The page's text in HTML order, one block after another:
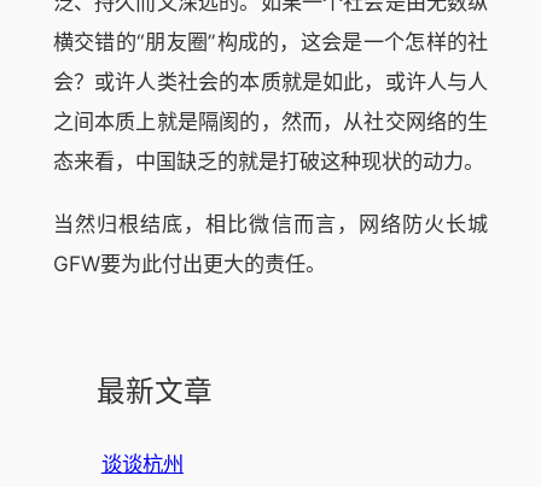
横交错的“朋友圈”构成的，这会是一个怎样的社
会？或许人类社会的本质就是如此，或许人与人
之间本质上就是隔阂的，然而，从社交网络的生
态来看，中国缺乏的就是打破这种现状的动力。
当然归根结底，相比微信而言，网络防火长城
GFW要为此付出更大的责任。
最新文章
谈谈杭州